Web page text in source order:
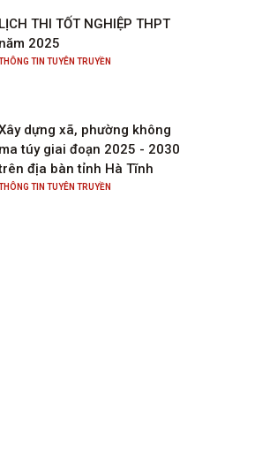
LỊCH THI TỐT NGHIỆP THPT
năm 2025
TIN TUYÊN TRUYỀN
dựng xã, phường không
ma túy giai đoạn 2025 - 2030
địa bàn tỉnh Hà Tĩnh
TIN TUYÊN TRUYỀN